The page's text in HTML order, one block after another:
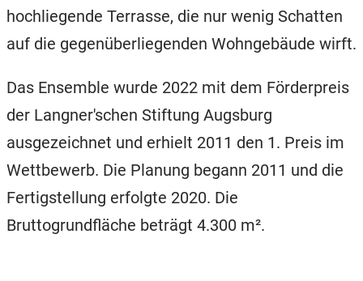
hochliegende Terrasse, die nur wenig Schatten
auf die gegenüberliegenden Wohngebäude wirft.
Das Ensemble wurde 2022 mit dem Förderpreis
der Langner'schen Stiftung Augsburg
ausgezeichnet und erhielt 2011 den 1. Preis im
Wettbewerb. Die Planung begann 2011 und die
Fertigstellung erfolgte 2020. Die
Bruttogrundfläche beträgt 4.300 m².